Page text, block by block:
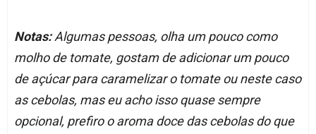
Notas:Algumas pessoas, olha um pouco como
molho de tomate, gostam de adicionar um pouco
de açúcar para caramelizar o tomate ou neste caso
as cebolas, mas eu acho isso quase sempre
opcional, prefiro o aroma doce das cebolas do que